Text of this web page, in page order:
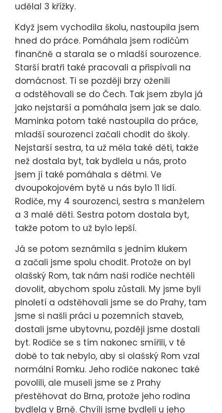
udělal 3 křížky.
Když jsem vychodila školu, nastoupila jsem
hned do práce. Pomáhala jsem rodičům
finančně a starala se o mladší sourozence.
Starší bratři také pracovali a přispívali na
domácnost. Ti se později brzy oženili
a odstěhovali se do Čech. Tak jsem zbyla já
jako nejstarší a pomáhala jsem jak se dalo.
Maminka potom také nastoupila do práce,
mladší sourozenci začali chodit do školy.
Nejstarší sestra, ta už měla také děti, takže
než dostala byt, tak bydlela u nás, proto
jsem jí také pomáhala s dětmi. Ve
dvoupokojovém bytě u nás bylo 11 lidí.
Rodiče, my 4 sourozenci, sestra s manželem
a 3 malé děti. Sestra potom dostala byt,
takže potom to už bylo lepší.
Já se potom seznámila s jedním klukem
a začali jsme spolu chodit. Protože on byl
olašský Rom, tak nám naši rodiče nechtěli
dovolit, abychom spolu zůstali. My jsme byli
plnoletí a odstěhovali jsme se do Prahy, tam
jsme si našli práci u pozemních staveb,
dostali jsme ubytovnu, později jsme dostali
byt. Rodiče se s tím nakonec smířili, v té
době to tak nebylo, aby si olašský Rom vzal
normální Romku. Jeho rodiče nakonec také
povolili, ale museli jsme se z Prahy
přestěhovat do Brna, protože jeho rodina
bydlela v Brně. Chvíli jsme bydleli u jeho